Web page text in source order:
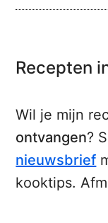
Recepten
Wil je mijn
ontvangen?
nieuwsbrief
kooktips.